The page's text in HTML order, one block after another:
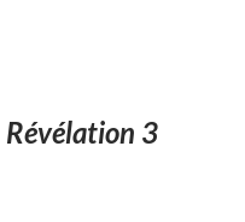
Révélation 3